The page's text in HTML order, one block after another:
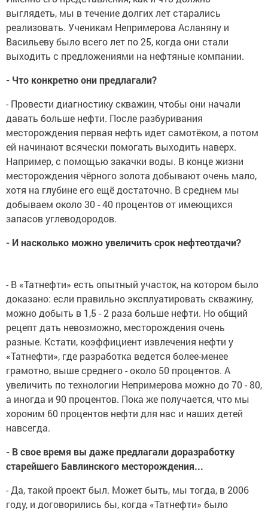
выглядеть, мы в течение долгих лет старались
реализовать. Ученикам Непримерова Асланяну и
Васильеву было всего лет по 25, когда они стали
выходить с предложениями на нефтяные компании.
- Что конкретно они предлагали?
- Провести диагностику скважин, чтобы они начали
давать больше нефти. После разбуривания
месторождения первая нефть идет самотёком, а потом
ей начинают всячески помогать выходить наверх.
Например, с помощью закачки воды. В конце жизни
месторождения чёрного золота добывают очень мало,
хотя на глубине его ещё достаточно. В среднем мы
добываем около 30 - 40 процентов от имеющихся
запасов углеводородов.
- И насколько можно увеличить срок нефтеотдачи?
- В «Татнефти» есть опытный участок, на котором было
доказано: если правильно эксплуатировать скважину,
можно добыть в 1,5 - 2 раза больше нефти. Но общий
рецепт дать невозможно, месторождения очень
разные. Кстати, коэффициент извлечения нефти у
«Татнефти», где разработка ведется более-менее
грамотно, выше среднего - около 50 процентов. А
увеличить по технологии Непримерова можно до 70 - 80,
а иногда и 90 процентов. Пока же получается, что мы
хороним 60 процентов нефти для нас и наших детей
навсегда.
- В свое время вы даже предлагали доразработку
старейшего Бавлинского месторождения...
- Да, такой проект был. Может быть, мы тогда, в 2006
году, и договорились бы, когда «Татнефти» было